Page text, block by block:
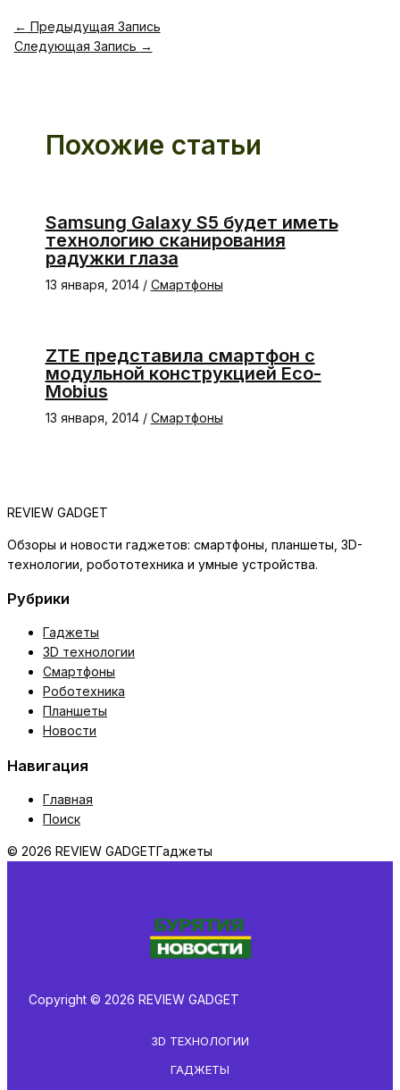
← Предыдущая Запись
Следующая Запись →
Похожие статьи
Samsung Galaxy S5 будет иметь
технологию сканирования
радужки глаза
13 января, 2014 / Смартфоны
ZTE представила смартфон с
модульной конструкцией Eco-
Mobius
13 января, 2014 / Смартфоны
REVIEW GADGET
Обзоры и новости гаджетов: смартфоны, планшеты, 3D-
технологии, робототехника и умные устройства.
Рубрики
Гаджеты
3D технологии
Смартфоны
Роботехника
Планшеты
Новости
Навигация
Главная
Поиск
© 2026 REVIEW GADGETГаджеты
Copyright © 2026 REVIEW GADGET
3D ТЕХНОЛОГИИ
ГАДЖЕТЫ